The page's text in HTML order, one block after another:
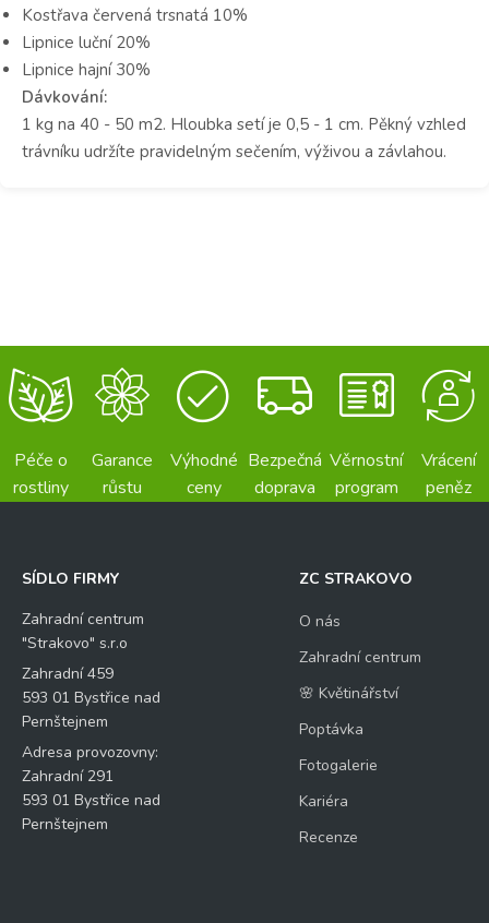
Kostřava červená trsnatá 10%
Lipnice luční 20%
Lipnice hajní 30%
Dávkování:
1 kg na 40 - 50 m2. Hloubka setí je 0,5 - 1 cm. Pěkný vzhled
trávníku udržíte pravidelným sečením, výživou a závlahou.
Péče o
rostliny
Garance
růstu
Výhodné
ceny
Bezpečná
doprava
Věrnostní
program
Vrácení
peněz
SÍDLO FIRMY
Zahradní centrum
"Strakovo" s.r.o
Zahradní 459
593 01 Bystřice nad
Pernštejnem
Adresa provozovny:
Zahradní 291
593 01 Bystřice nad
Pernštejnem
ZC STRAKOVO
O nás
Zahradní centrum
🌸 Květinářství
Poptávka
Fotogalerie
Kariéra
Recenze